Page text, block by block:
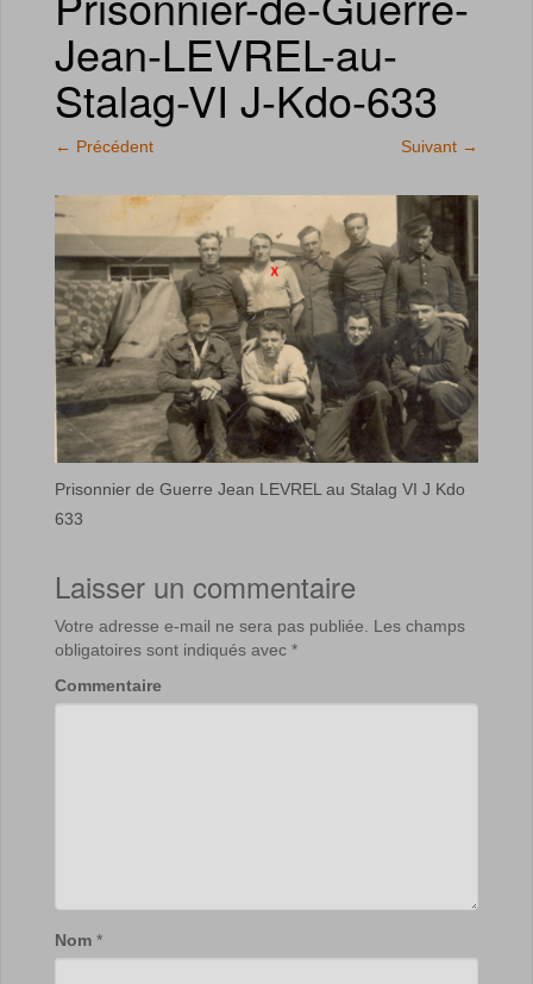
Jean-LEVREL-au-
Stalag-VI J-Kdo-633
← Précédent Suivant →
Prisonnier de Guerre Jean LEVREL au Stalag VI J Kdo
633
Laisser un commentaire
Votre adresse e-mail ne sera pas publiée.
Les champs
obligatoires sont indiqués avec *
Commentaire
Nom *